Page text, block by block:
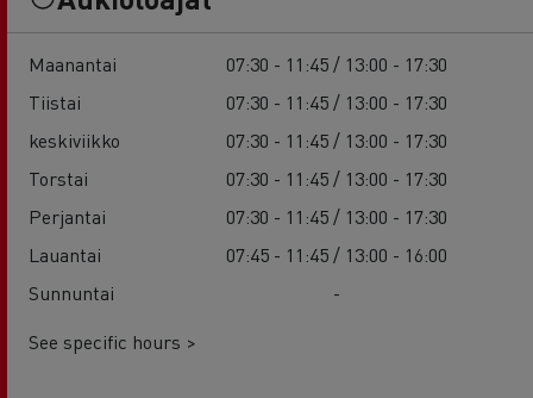
Maanantai
07:30 - 11:45 / 13:00 - 17:30
Tiistai
07:30 - 11:45 / 13:00 - 17:30
keskiviikko
07:30 - 11:45 / 13:00 - 17:30
Torstai
07:30 - 11:45 / 13:00 - 17:30
Perjantai
07:30 - 11:45 / 13:00 - 17:30
Lauantai
07:45 - 11:45 / 13:00 - 16:00
Sunnuntai
-
See specific hours >